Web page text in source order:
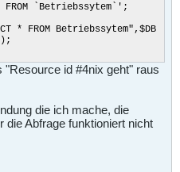
`Betriebssytem`';
* FROM Betriebssytem",$DB
id #4nix geht" raus
die ich mache, die
die Abfrage funktioniert nicht